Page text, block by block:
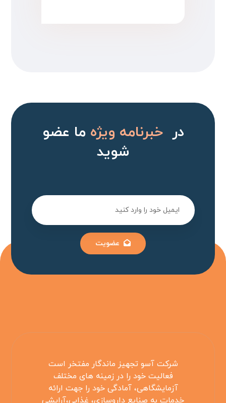
درخبرنامه ویژهما عضو
شوید
عضویت
شرکت آسو تجهیز ماندگار مفتخر است
فعالیت خود را در زمینه های مختلف
آزمایشگاهی، آمادگی خود را جهت ارائه
خدمات به صنایع داروسازی، غذایی،آرایشی